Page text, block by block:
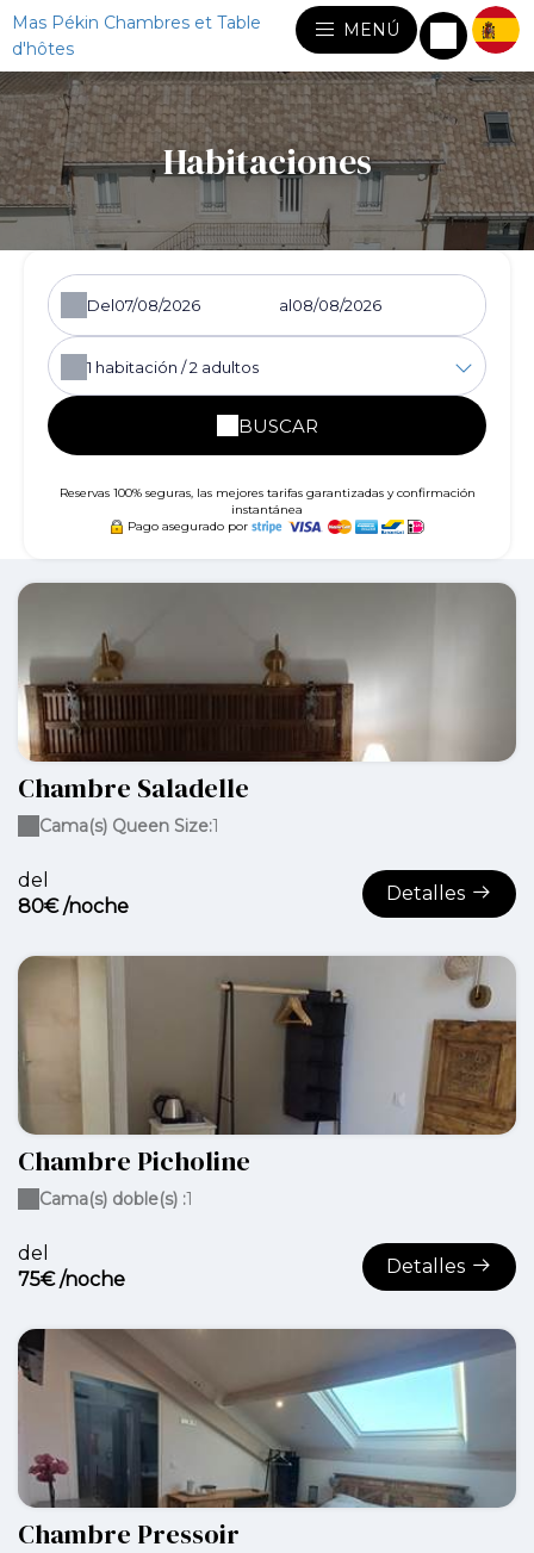
Mas Pékin Chambres et Table
d'hôtes
MENÚ
Habitaciones
Del al
1 habitación /2 adultos
BUSCAR
Reservas 100% seguras, las mejores tarifas garantizadas y confirmación
instantánea
Pago asegurado por
Chambre Saladelle
del
80€ /noche
Detalles
Cama(s) Queen Size:1
Chambre Picholine
del
75€ /noche
Detalles
Cama(s) doble(s) :1
Chambre Pressoir